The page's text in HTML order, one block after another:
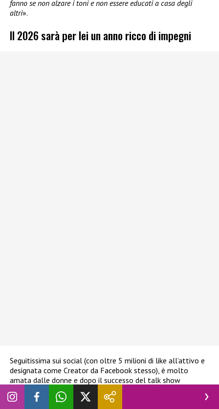
fanno se non alzare i toni e non essere educati a casa degli
altri».
Il 2026 sarà per lei un anno ricco di impegni
Seguitissima sui social (con oltre 5 milioni di like all’attivo e
designata come Creator da Facebook stesso), è molto
amata dalle donne e dopo il successo del talk show
Bugiarda su BomChannel, ideato e prodotto da Ivana Di
Sapio, in cui ha intervistato ex concorrenti e vincitori del